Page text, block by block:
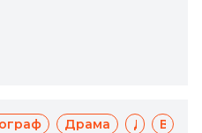
Драма Доступная среда Великая Отечественная война